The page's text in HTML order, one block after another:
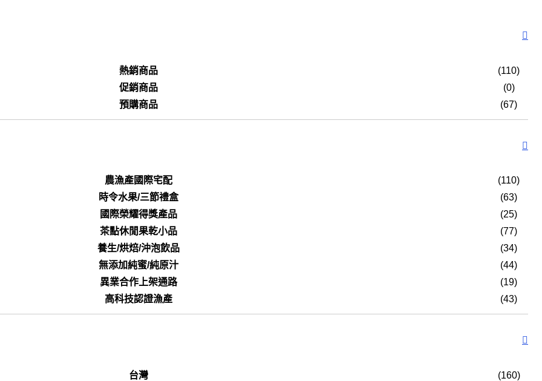
熱銷商品
(110)
促銷商品
(0)
預購商品
(67)
農漁產國際宅配
(110)
時令水果/三節禮盒
(63)
國際榮耀得獎產品
(25)
茶點休閒果乾小品
(77)
養生/烘焙/沖泡飲品
(34)
無添加純蜜/純原汁
(44)
異業合作上架通路
(19)
高科技認證漁產
(43)
台灣
(160)